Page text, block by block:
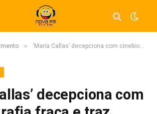
» ‘Maria Callas’ decepciona com cinebiografia fraca e traz Angelina Jolie acima do tom; g1 já viu
decepciona com